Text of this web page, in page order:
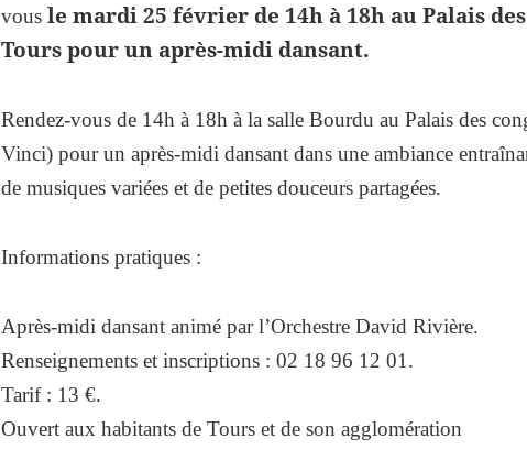
vous le mardi 25 février de 14h à 18h au Palais
Tours pour un après-midi dansant.
Rendez-vous de 14h à 18h à la salle Bourdu au Palais des
Vinci) pour un après-midi dansant dans une ambiance
de musiques variées et de petites douceurs partagées.
Informations pratiques :
Après-midi dansant animé par l’Orchestre David Rivière.
Renseignements et inscriptions : 02 18 96 12 01.
Tarif : 13 €.
Ouvert aux habitants de Tours et de son agglomération